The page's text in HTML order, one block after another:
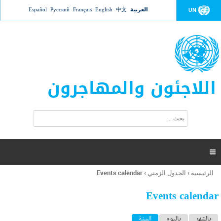
Jump to navigation UN العربية 中文
English
Français
Русский
Español
اللاجئون والمهاجرون
ت
ر
ل
ح
ب

أنت
هنا
الرئيسية › الجدول الزمني ›
Events calendar
Events calendar